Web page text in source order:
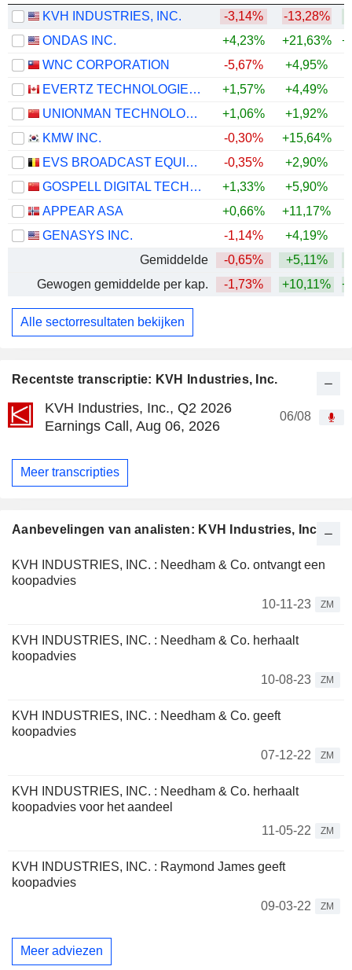
Recentste transcriptie: KVH Industries, Inc.
KVH Industries, Inc., Q2 2026
Earnings Call, Aug 06, 2026
06/08
Meer transcripties
Aanbevelingen van analisten: KVH Industries, Inc.
KVH INDUSTRIES, INC. : Needham & Co. ontvangt een
koopadvies
10-11-23
ZM
KVH INDUSTRIES, INC. : Needham & Co. herhaalt
koopadvies
10-08-23
ZM
KVH INDUSTRIES, INC. : Needham & Co. geeft
koopadvies
07-12-22
ZM
KVH INDUSTRIES, INC. : Needham & Co. herhaalt
koopadvies voor het aandeel
11-05-22
ZM
KVH INDUSTRIES, INC. : Raymond James geeft
koopadvies
09-03-22
ZM
Meer adviezen
KVH INDUSTRIES, INC. -3,14% -13,28%
ONDAS INC.
+4,23% +21,63%
WNC CORPORATION
-5,67% +4,95%
EVERTZ TECHNOLOGIES LIMITED
+1,57% +4,49%
UNIONMAN TECHNOLOGY CO.,LTD.
+1,06% +1,92%
KMW INC.
-0,30% +15,64%
EVS BROADCAST EQUIPMENT SA
-0,35% +2,90%
GOSPELL DIGITAL TECHNOLOGY CO., LTD.
+1,33% +5,90%
APPEAR ASA
+0,66%
+11,17%
GENASYS INC.
-1,14% +4,19%
Gemiddelde
-0,65% +5,11%
Gewogen gemiddelde per kap.
-1,73% +10,11%
Alle sectorresultaten bekijken